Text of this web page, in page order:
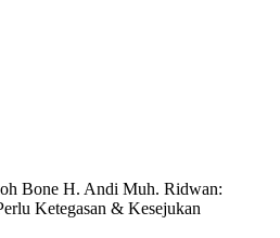
Bone H. Andi Muh. Ridwan:
Ketegasan & Kesejukan